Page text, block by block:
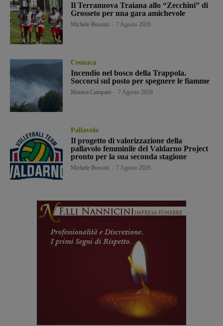
Il Terranuova Traiana allo “Zecchini” di
Grosseto per una gara amichevole
Michele Bossini 7 Agosto 2026
Cronaca
Incendio nel bosco della Trappola.
Soccorsi sul posto per spegnere le fiamme
Monica Campani 7 Agosto 2026
Pallavolo
Il progetto di valorizzazione della
pallavolo femminile del Valdarno Project
pronto per la sua seconda stagione
Michele Bossini 7 Agosto 2026